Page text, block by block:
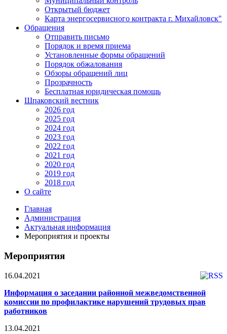
Открытый бюджет
Карта энергосервисного контракта г. Михайловск"
Обращения
Отправить письмо
Порядок и время приема
Установленные формы обращений
Порядок обжалования
Обзоры обращений лиц
Прозрачность
Бесплатная юридическая помощь
Шпаковский вестник
2026 год
2025 год
2024 год
2023 год
2022 год
2021 год
2020 год
2019 год
2018 год
О сайте
Главная
Администрация
Актуальная информация
Мероприятия и проекты
Мероприятия
16.04.2021
Информация о заседании районной межведомственной
комиссии по профилактике нарушений трудовых прав
работников
13.04.2021